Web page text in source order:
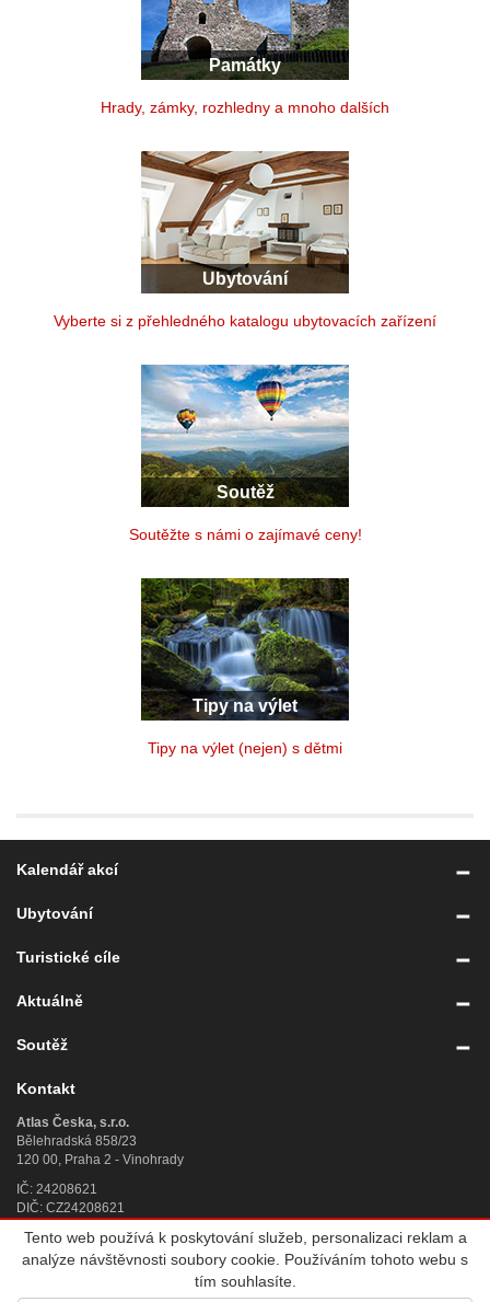
Památky
Hrady, zámky, rozhledny a mnoho dalších
Ubytování
Vyberte si z přehledného katalogu ubytovacích zařízení
Soutěž
Soutěžte s námi o zajímavé ceny!
Tipy na výlet
Tipy na výlet (nejen) s dětmi
Kalendář akcí
Ubytování
Turistické cíle
Aktuálně
Soutěž
Kontakt
Atlas Česka, s.r.o.
Bělehradská 858/23
120 00, Praha 2 - Vinohrady
IČ: 24208621
DIČ: CZ24208621
Úplný kontakt »
Atlas Česka, s.r.o., IČ 242 08 621, se sídlem Praha 2,
Bělehradská 858/23, PSČ 120 00, sp. zn. C 188784 vedená u Městského
Tento web používá k poskytování služeb, personalizaci reklam a
analýze návštěvnosti soubory cookie. Používáním tohoto webu s
tím souhlasíte.